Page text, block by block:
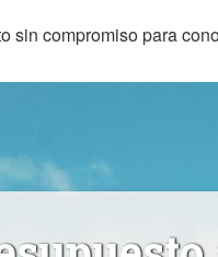
sin compromiso para